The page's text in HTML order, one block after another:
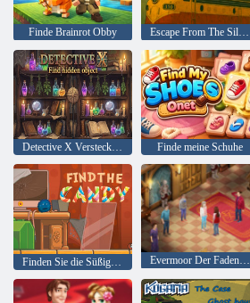
Finde Brainrot Obby Escape From The Silence 2 ein Neuanfang
Detective X Verstecktes Objekt finden Finde meine Schuhe
Evermoor Der Faden des Schicksals